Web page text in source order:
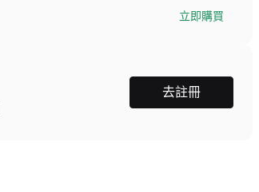
立即購買
去註冊